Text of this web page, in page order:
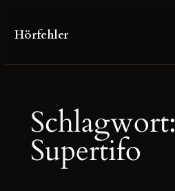
Inhalt
Hörfehler
Schlagwort:
Supertifo